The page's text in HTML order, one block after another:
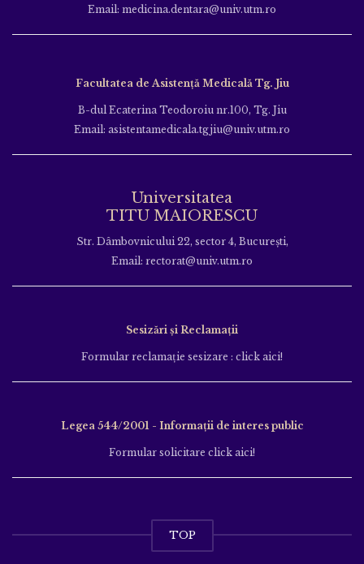
Email: medicina.dentara@univ.utm.ro
Facultatea de Asistență Medicală Tg. Jiu
B-dul Ecaterina Teodoroiu nr.100, Tg. Jiu
Email: asistentamedicala.tgjiu@univ.utm.ro
Universitatea
TITU MAIORESCU
Str. Dâmbovnicului 22, sector 4, București,
Email: rectorat@univ.utm.ro
Sesizări și Reclamații
Formular reclamație sesizare : click aici!
Legea 544/2001 - Informații de interes public
Formular solicitare click aici!
TOP